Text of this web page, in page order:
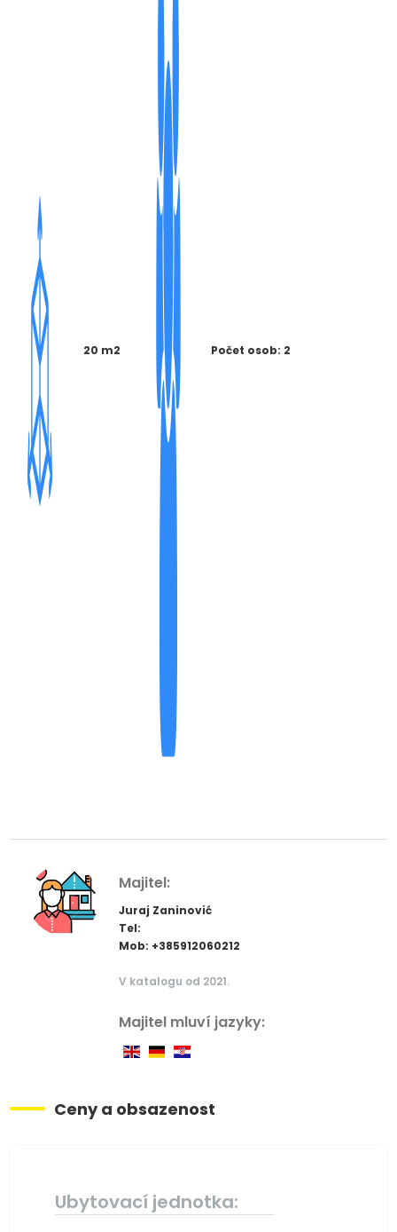
20 m2 Počet osob: 2
Majitel:
Juraj Zaninović
Tel:
Mob: +385912060212
V katalogu od 2021.
Majitel mluví jazyky:
Ceny a obsazenost
Ubytovací jednotka: